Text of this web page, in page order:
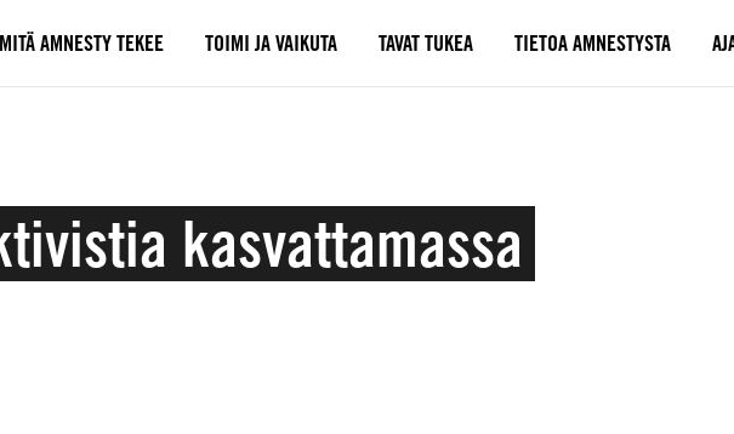
MITÄ AMNESTY TEKEE TOIMI JA VAIKUTA TAVAT TUKEA TIETOA AMNESTYSTA
kasvattamassa